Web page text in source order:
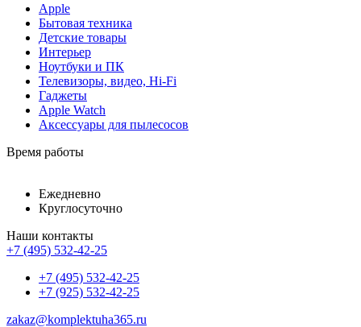
Apple
Бытовая техника
Детские товары
Интерьер
Ноутбуки и ПК
Телевизоры, видео, Hi-Fi
Гаджеты
Apple Watch
Аксессуары для пылесосов
Время работы
Ежедневно
Круглосуточно
Наши контакты
+7 (495) 532-42-25
+7 (495) 532-42-25
+7 (925) 532-42-25
zakaz@komplektuha365.ru